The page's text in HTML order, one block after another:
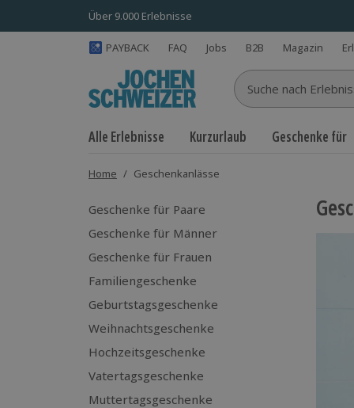
Über 9.000 Erlebnisse
PAYBACK FAQ Jobs B2B Magazin
Suche nach
Alle Erlebnisse Kurzurlaub Geschenke für
Home / Geschenkanlässe
Geschenke für Paare
Geschenke für Männer
Geschenke für Frauen
Familiengeschenke
Geburtstagsgeschenke
Weihnachtsgeschenke
Hochzeitsgeschenke
Vatertagsgeschenke
Muttertagsgeschenke